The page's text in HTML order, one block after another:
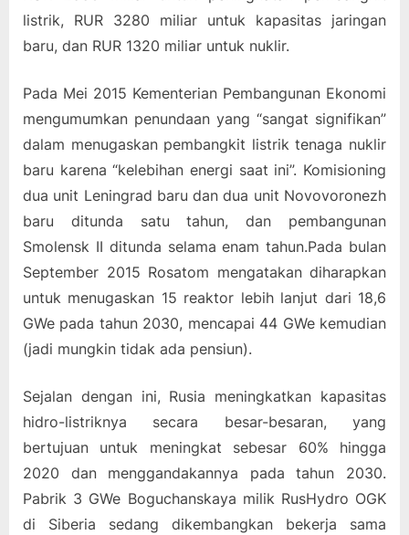
listrik, RUR 3280 miliar untuk kapasitas jaringan
baru, dan RUR 1320 miliar untuk nuklir.
Pada Mei 2015 Kementerian Pembangunan Ekonomi
mengumumkan penundaan yang “sangat signifikan”
dalam menugaskan pembangkit listrik tenaga nuklir
baru karena “kelebihan energi saat ini”. Komisioning
dua unit Leningrad baru dan dua unit Novovoronezh
baru ditunda satu tahun, dan pembangunan
Smolensk II ditunda selama enam tahun.Pada bulan
September 2015 Rosatom mengatakan diharapkan
untuk menugaskan 15 reaktor lebih lanjut dari 18,6
GWe pada tahun 2030, mencapai 44 GWe kemudian
(jadi mungkin tidak ada pensiun).
Sejalan dengan ini, Rusia meningkatkan kapasitas
hidro-listriknya secara besar-besaran, yang
bertujuan untuk meningkat sebesar 60% hingga
2020 dan menggandakannya pada tahun 2030.
Pabrik 3 GWe Boguchanskaya milik RusHydro OGK
di Siberia sedang dikembangkan bekerja sama